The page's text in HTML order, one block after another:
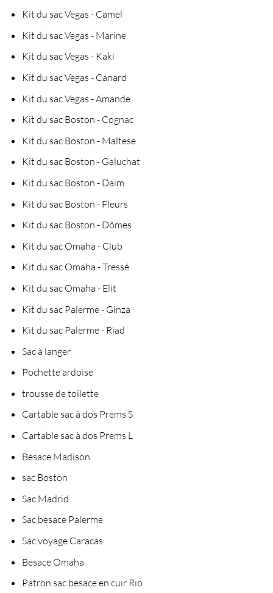
Kit du sac Vegas - Camel
Kit du sac Vegas - Marine
Kit du sac Vegas - Kaki
Kit du sac Vegas - Canard
Kit du sac Vegas - Amande
Kit du sac Boston - Cognac
Kit du sac Boston - Maltese
Kit du sac Boston - Galuchat
Kit du sac Boston - Daim
Kit du sac Boston - Fleurs
Kit du sac Boston - Dômes
Kit du sac Omaha - Club
Kit du sac Omaha - Tressé
Kit du sac Omaha - Elit
Kit du sac Palerme - Ginza
Kit du sac Palerme - Riad
Sac à langer
Pochette ardoise
trousse de toilette
Cartable sac à dos Prems S
Cartable sac à dos Prems L
Besace Madison
sac Boston
Sac Madrid
Sac besace Palerme
Sac voyage Caracas
Besace Omaha
Patron sac besace en cuir Rio